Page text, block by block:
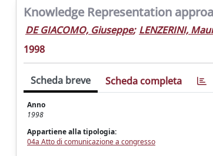
Knowledge Representation
DE GIACOMO, Giuseppe; LENZERINI,
1998
Scheda breve Scheda completa
Anno
1998
Appartiene alla tipologia:
04a Atto di comunicazione a congresso